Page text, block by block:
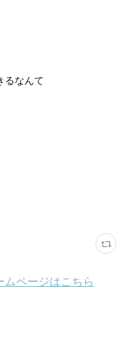
るなんて